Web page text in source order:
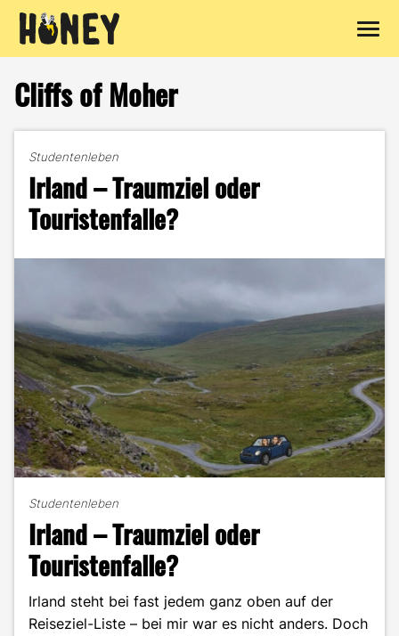
Inhalt
springen
Cliffs of Moher
Studentenleben
Irland – Traumziel oder
Touristenfalle?
Studentenleben
Irland – Traumziel oder
Touristenfalle?
Irland steht bei fast jedem ganz oben auf der
Reiseziel-Liste – bei mir war es nicht anders. Doch